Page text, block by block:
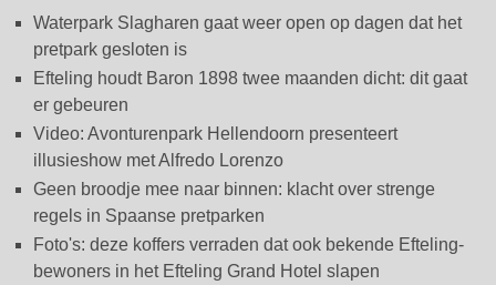
Waterpark Slagharen gaat weer open op dagen dat het
pretpark gesloten is
Efteling houdt Baron 1898 twee maanden dicht: dit gaat
er gebeuren
Video: Avonturenpark Hellendoorn presenteert
illusieshow met Alfredo Lorenzo
Geen broodje mee naar binnen: klacht over strenge
regels in Spaanse pretparken
Foto's: deze koffers verraden dat ook bekende Efteling-
bewoners in het Efteling Grand Hotel slapen